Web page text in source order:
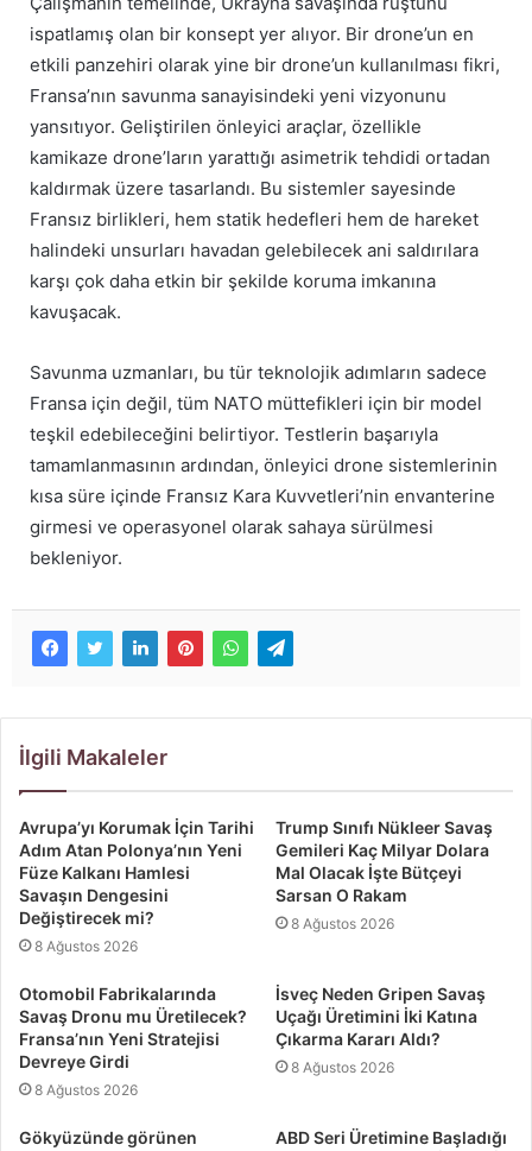
ispatlamış olan bir konsept yer alıyor. Bir drone’un en
etkili panzehiri olarak yine bir drone’un kullanılması fikri,
Fransa’nın savunma sanayisindeki yeni vizyonunu
yansıtıyor. Geliştirilen önleyici araçlar, özellikle
kamikaze drone’ların yarattığı asimetrik tehdidi ortadan
kaldırmak üzere tasarlandı. Bu sistemler sayesinde
Fransız birlikleri, hem statik hedefleri hem de hareket
halindeki unsurları havadan gelebilecek ani saldırılara
karşı çok daha etkin bir şekilde koruma imkanına
kavuşacak.
Savunma uzmanları, bu tür teknolojik adımların sadece
Fransa için değil, tüm NATO müttefikleri için bir model
teşkil edebileceğini belirtiyor. Testlerin başarıyla
tamamlanmasının ardından, önleyici drone sistemlerinin
kısa süre içinde Fransız Kara Kuvvetleri’nin envanterine
girmesi ve operasyonel olarak sahaya sürülmesi
bekleniyor.
İlgili Makaleler
Avrupa’yı Korumak İçin Tarihi
Adım Atan Polonya’nın Yeni
Füze Kalkanı Hamlesi
Savaşın Dengesini
Değiştirecek mi?
8 Ağustos 2026
Trump Sınıfı Nükleer Savaş
Gemileri Kaç Milyar Dolara
Mal Olacak İşte Bütçeyi
Sarsan O Rakam
8 Ağustos 2026
Otomobil Fabrikalarında
Savaş Dronu mu Üretilecek?
Fransa’nın Yeni Stratejisi
Devreye Girdi
8 Ağustos 2026
İsveç Neden Gripen Savaş
Uçağı Üretimini İki Katına
Çıkarma Kararı Aldı?
8 Ağustos 2026
Gökyüzünde görünen
ABD Seri Üretimine Başladığı